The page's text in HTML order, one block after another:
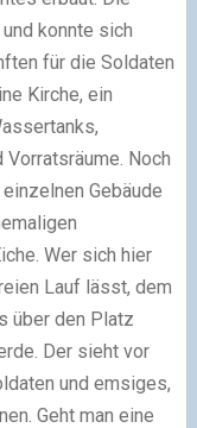
konnte sich
für die Soldaten
Kirche, ein
Noch
Gebäude
Wer sich hier
Lauf lässt, dem
über den Platz
Der sieht vor
und emsiges,
Geht man eine